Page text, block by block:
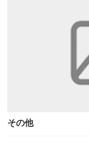
その他